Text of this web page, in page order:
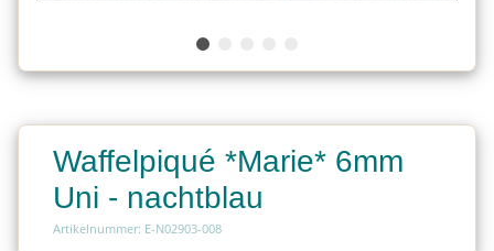
Waffelpiqué *Marie* 6mm
Uni - nachtblau
Artikelnummer: E-N02903-008